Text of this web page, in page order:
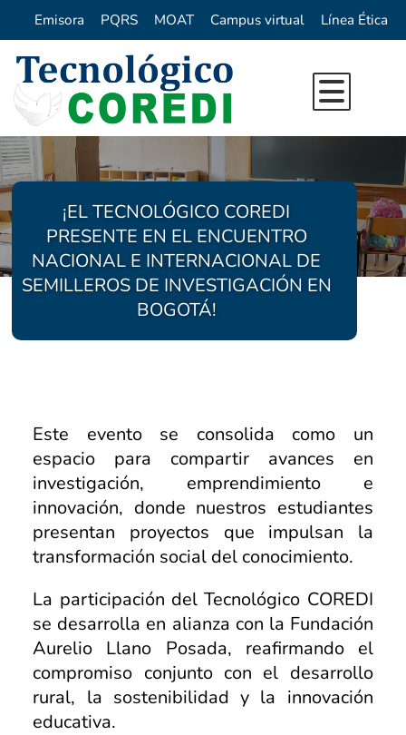
Emisora PQRS MOAT Campus virtual Línea Ética
Nuestra Institución
Reseña Histórica
Quienes Somos
Direccionamiento Estrategico
Directorio
Oferta Académica
Programas de Pregrado
Programas de Extension
Formacion para el trabajo
Proyecto Ambiental Universitario
Centro de Idiomas COREDI
Investigación
Vida Institucional
Egresados
Podcast Territorios Posibles
Diálogos Plurales
Recursos Digitales
Revista Institucional
Foro de Educación
Sello Institucional
Innovación
¡EL TECNOLÓGICO COREDI
PRESENTE EN EL ENCUENTRO
NACIONAL E INTERNACIONAL DE
SEMILLEROS DE INVESTIGACIÓN EN
BOGOTÁ!
Este evento se consolida como un
espacio para compartir avances en
investigación, emprendimiento e
innovación, donde nuestros estudiantes
presentan proyectos que impulsan la
transformación social del conocimiento.
La participación del Tecnológico COREDI
se desarrolla en alianza con la Fundación
Aurelio Llano Posada, reafirmando el
compromiso conjunto con el desarrollo
rural, la sostenibilidad y la innovación
educativa.